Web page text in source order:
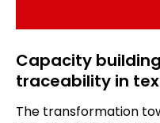
Capacity
traceability in
The transformation